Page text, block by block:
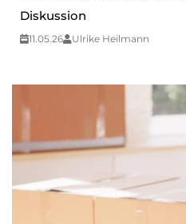
Diskussion
11.05.26 Ulrike Heilmann